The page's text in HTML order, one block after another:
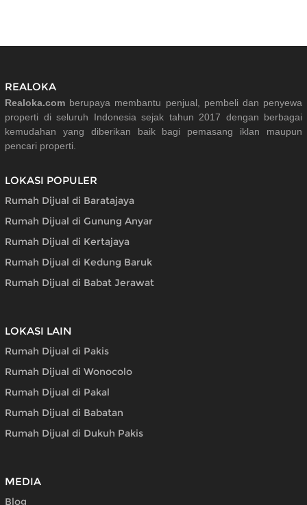
REALOKA
Realoka.com berupaya membantu penjual, pembeli dan penyewa
properti di seluruh Indonesia sejak tahun 2017 dengan berbagai
kemudahan yang diberikan baik bagi pemasang iklan maupun
pencari properti.
LOKASI POPULER
Rumah Dijual di Baratajaya
Rumah Dijual di Gunung Anyar
Rumah Dijual di Kertajaya
Rumah Dijual di Kedung Baruk
Rumah Dijual di Babat Jerawat
LOKASI LAIN
Rumah Dijual di Pakis
Rumah Dijual di Wonocolo
Rumah Dijual di Pakal
Rumah Dijual di Babatan
Rumah Dijual di Dukuh Pakis
MEDIA
Blog